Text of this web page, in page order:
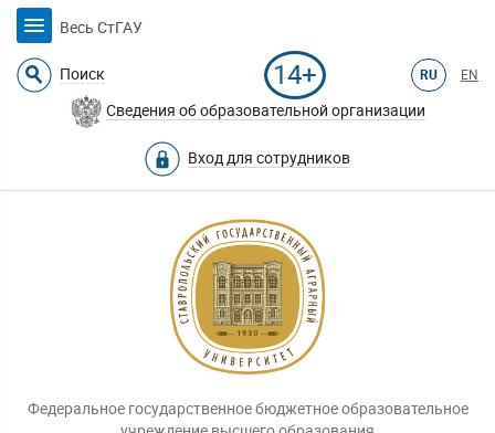
Весь СтГАУ
Поиск 14+ RU EN
Сведения об образовательной организации
Вход для сотрудников
Федеральное государственное бюджетное образовательное